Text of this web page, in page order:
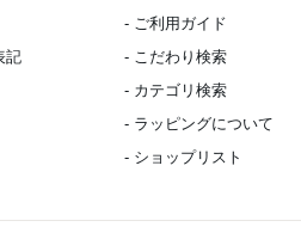
記
- ご利用ガイド
- こだわり検索
- カテゴリ検索
- ラッピングについて
- ショップリスト